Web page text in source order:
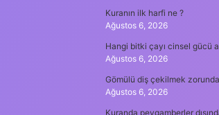
Kuranın ilk harfi ne ?
Ağustos 6, 2026
Hangi bitki çayı cinsel gücü
Ağustos 6, 2026
Gömülü diş çekilmek zorunda
Ağustos 6, 2026
Kuranda peygamberler